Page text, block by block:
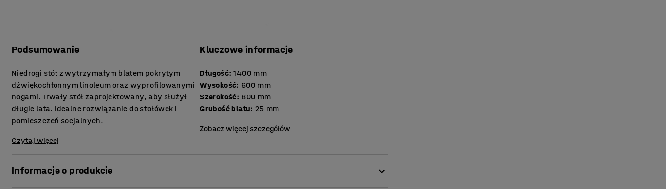
Podsumowanie
Niedrogi stół z wytrzymałym blatem pokrytym
dźwiękochłonnym linoleum oraz wyprofilowanymi
nogami. Trwały stół zaprojektowany, aby służył
długie lata. Idealne rozwiązanie do stołówek i
pomieszczeń socjalnych.
Czytaj więcej
Kluczowe informacje
Długość: 1400 mm
Wysokość: 600 mm
Szerokość: 800 mm
Grubość blatu: 25 mm
Zobacz więcej szczegółów
Informacje o produkcie